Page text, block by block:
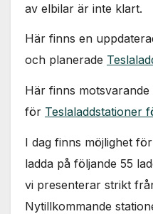
av elbilar är inte klart.
Här finns en
och planerade
Här finns motsvarande
för Teslaladdstationer
I dag finns möjlighet
ladda på följande 55
vi presenterar strikt
Nytillkommande